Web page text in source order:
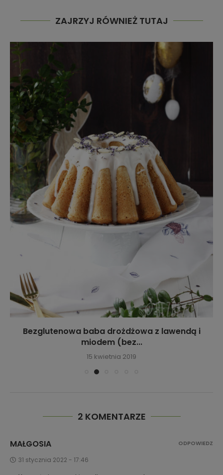
ZAJRZYJ RÓWNIEŻ TUTAJ
Wegańskie lody chałwowo-czekoladowe
27 czerwca 2017
31 stycznia 2022 - 17:46